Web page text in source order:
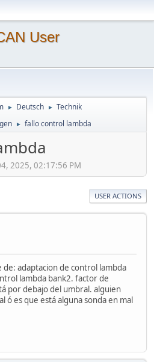
► Deutsch ► Technik
► fallo control lambda
2025, 02:17:56 PM
USER ACTIONS
adaptacion de control lambda
lambda bank2. factor de
por debajo del umbral. alguien
ó es que está alguna sonda en mal